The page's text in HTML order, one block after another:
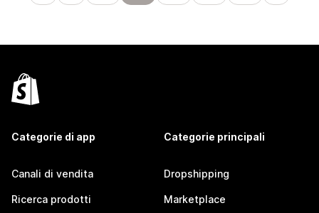
Categorie di app
Canali di vendita
Ricerca prodotti
Categorie principali
Dropshipping
Marketplace